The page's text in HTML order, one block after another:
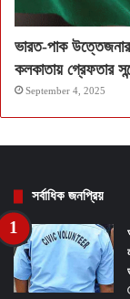
ভারত-পাক উত্তেজনার
কলকাতায় গ্রেফতার
September 4, 2025
সর্বাধিক জনপ্রিয়